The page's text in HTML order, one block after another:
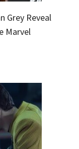
Grey Reveal
Marvel